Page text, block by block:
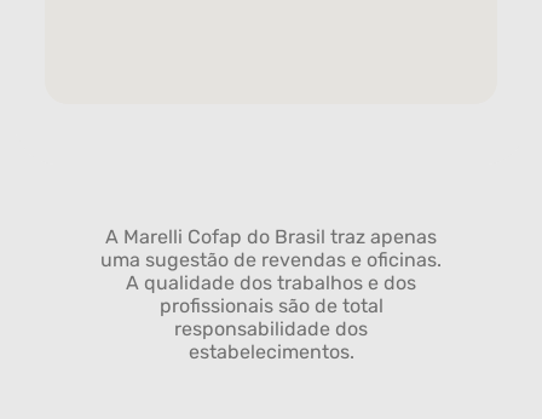
A Marelli Cofap do Brasil traz apenas
uma sugestão de revendas e oficinas.
A qualidade dos trabalhos e dos
profissionais são de total
responsabilidade dos
estabelecimentos.